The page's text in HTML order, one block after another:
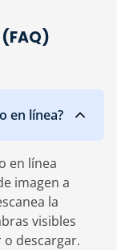
en línea?
en línea
imagen a
la
visibles
descargar.